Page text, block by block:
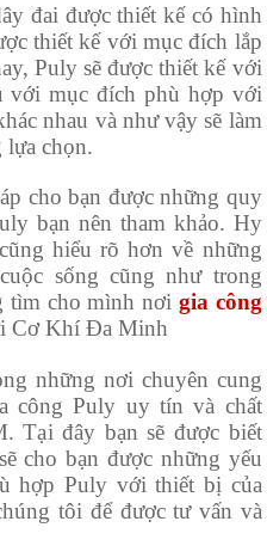
đai được thiết kế có hình
thiết kế với mục đích lắp
Puly sẽ được thiết kế với
với mục đích phù hợp với
nhau và như vậy sẽ làm
lựa chọn.
cho bạn được những quy
bạn nên tham khảo. Hy
hiểu rõ hơn về những
sống cũng như trong
tìm cho mình nơi gia công
Cơ Khí Đa Minh
những nơi chuyên cung
công Puly uy tín và chất
Tại đây bạn sẽ được biết
cho bạn được những yếu
hợp Puly với thiết bị của
tôi để được tư vấn và